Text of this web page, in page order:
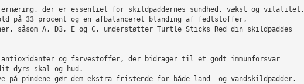
ernæring, der er essentiel for skildpaddernes sundhed, vækst og vitalitet.
på 33 procent og en afbalanceret blanding af fedtstoffer,
såsom A, D3, E og C, understøtter Turtle Sticks Red din skildpaddes
antioxidanter og farvestoffer, der bidrager til et godt immunforsvar
dyrs skal og hud.
på pindene gør dem ekstra fristende for både land- og vandskildpadder.